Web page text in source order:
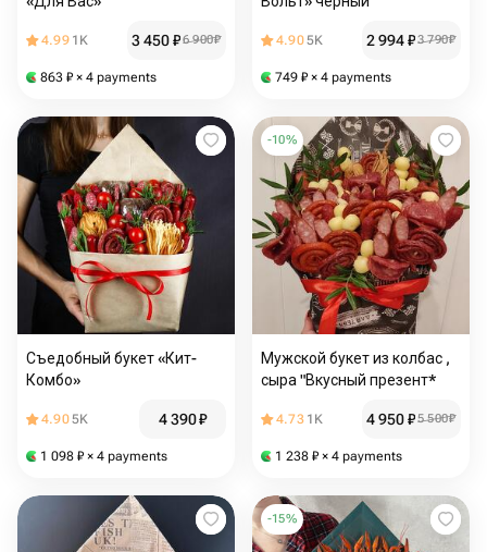
4.99 1K 3 450₽6 900₽
863 ₽ × 4 payments
4.905K 2 994₽3 790₽
749 ₽ × 4 payments
Съедобный букет «Кит-
Комбо»
4.905K 4 390₽
1 098 ₽ × 4 payments
-10%
Мужской букет из колбас ,
сыра "Вкусный презент*
4.73 1K 4 950₽5 500₽
1 238 ₽ × 4 payments
-15%